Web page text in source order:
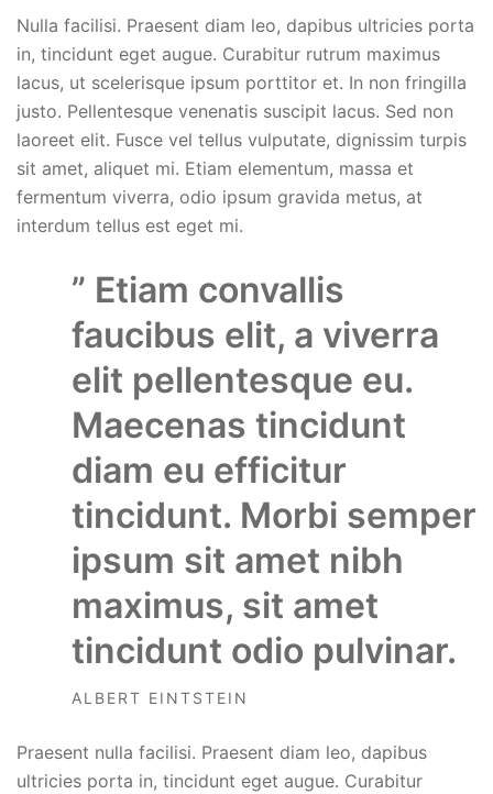
Nulla facilisi. Praesent diam leo, dapibus ultricies porta
in, tincidunt eget augue. Curabitur rutrum maximus
lacus, ut scelerisque ipsum porttitor et. In non fringilla
justo. Pellentesque venenatis suscipit lacus. Sed non
laoreet elit. Fusce vel tellus vulputate, dignissim turpis
sit amet, aliquet mi. Etiam elementum, massa et
fermentum viverra, odio ipsum gravida metus, at
interdum tellus est eget mi.
” Etiam convallis
faucibus elit, a viverra
elit pellentesque eu.
Maecenas tincidunt
diam eu efficitur
tincidunt. Morbi semper
ipsum sit amet nibh
maximus, sit amet
tincidunt odio pulvinar.
ALBERT EINTSTEIN
Praesent nulla facilisi. Praesent diam leo, dapibus
ultricies porta in, tincidunt eget augue. Curabitur